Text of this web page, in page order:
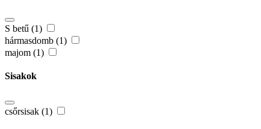
S betű (1)
hármasdomb (1)
majom (1)
Sisakok
csőrsisak (1)